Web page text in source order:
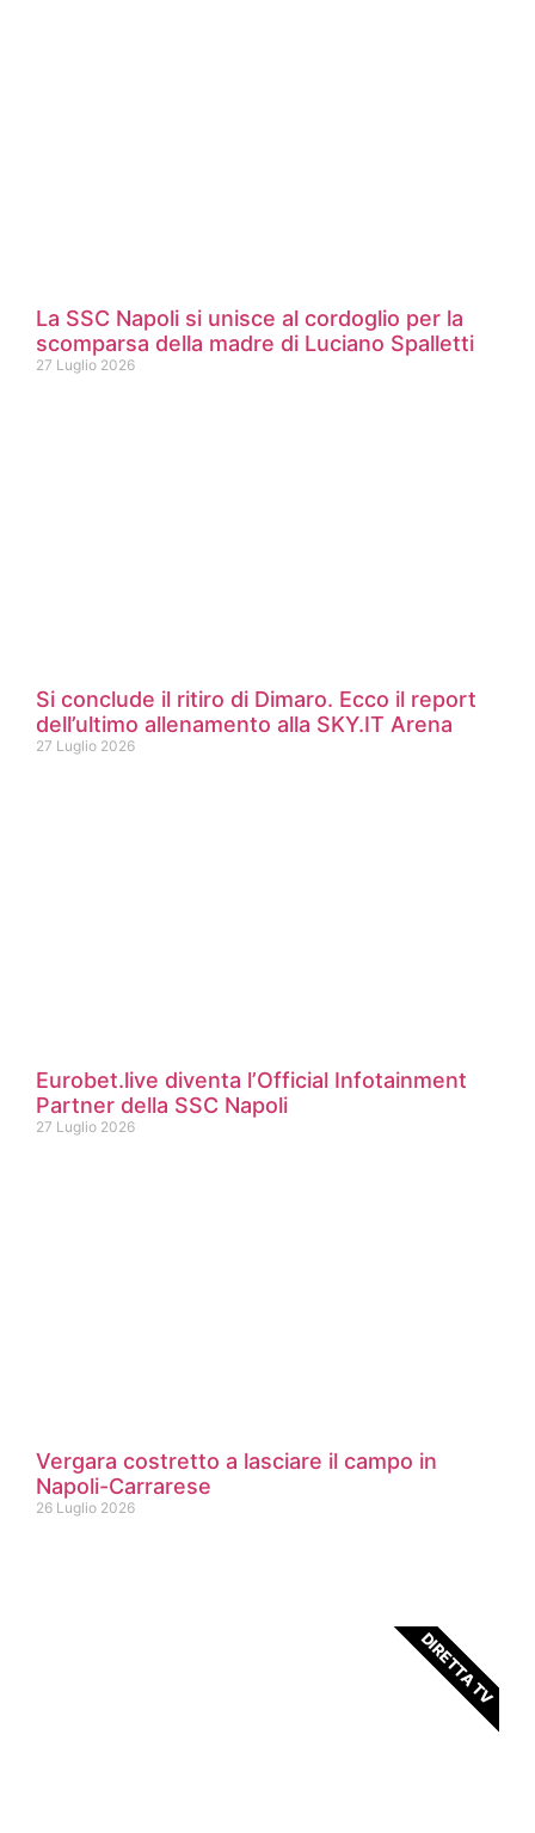
La SSC Napoli si unisce al cordoglio per la
scomparsa della madre di Luciano Spalletti
27 Luglio 2026
Si conclude il ritiro di Dimaro. Ecco il report
dell’ultimo allenamento alla SKY.IT Arena
27 Luglio 2026
Eurobet.live diventa l’Official Infotainment
Partner della SSC Napoli
27 Luglio 2026
Vergara costretto a lasciare il campo in
Napoli-Carrarese
26 Luglio 2026
DIRETTA TV